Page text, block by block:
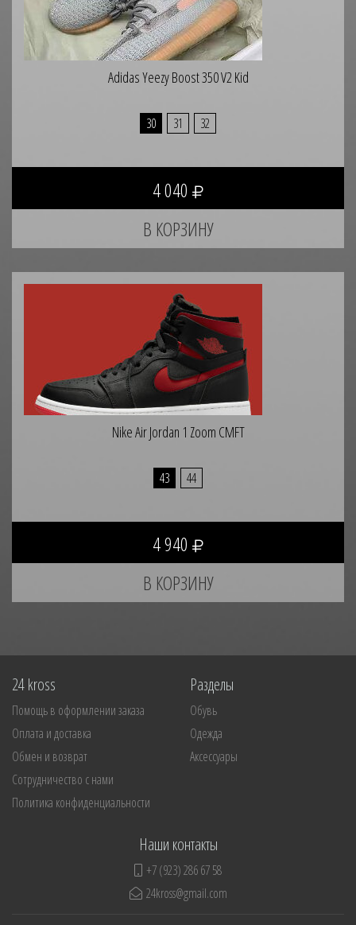
Adidas Yeezy Boost 350 V2 Kid
30 31 32
4 040
Nike Air Jordan 1 Zoom CMFT
43 44
4 940
24 kross
Помощь в оформлении заказа
Оплата и доставка
Обмен и возврат
Сотрудничество с нами
Политика конфиденциальности
Разделы
Обувь
Одежда
Аксессуары
Наши контакты
+7 (923) 286 67 58
24kross@gmail.com